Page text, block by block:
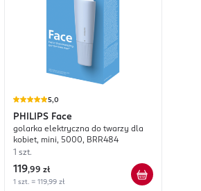
5,0
PHILIPS Face
golarka elektryczna do twarzy dla
kobiet, mini, 5000, BRR484
1 szt.
119,99 zł
1 szt. = 119,99 zł